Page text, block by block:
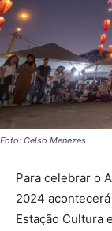
Foto: Celso Menezes
Para celebrar o
2024
Estação Cultura